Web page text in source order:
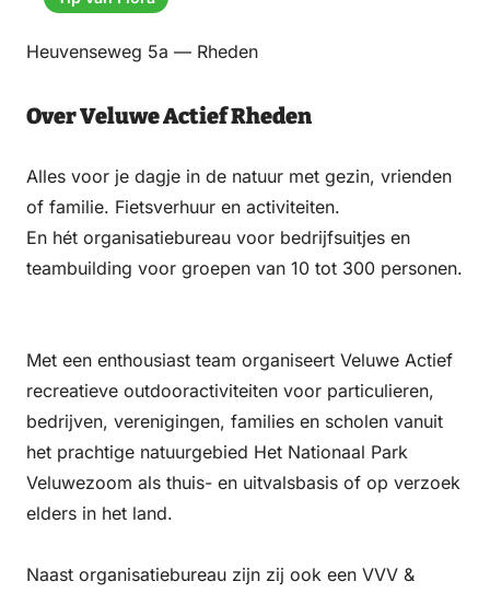
Heuvenseweg 5a — Rheden
Over Veluwe Actief Rheden
Alles voor je dagje in de natuur met gezin, vrienden
of familie. Fietsverhuur en activiteiten.
En hét organisatiebureau voor bedrijfsuitjes en
teambuilding voor groepen van 10 tot 300 personen.
Met een enthousiast team organiseert Veluwe Actief
recreatieve outdooractiviteiten voor particulieren,
bedrijven, verenigingen, families en scholen vanuit
het prachtige natuurgebied Het Nationaal Park
Veluwezoom als thuis- en uitvalsbasis of op verzoek
elders in het land.
Naast organisatiebureau zijn zij ook een VVV &